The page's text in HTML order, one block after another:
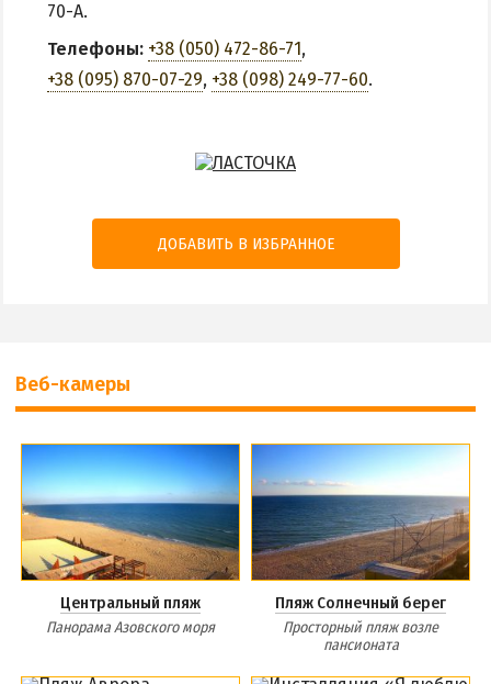
70-А.
Телефоны: +38 (050) 472-86-71,
+38 (095) 870-07-29, +38 (098) 249-77-60.
ДОБАВИТЬ В ИЗБРАННОЕ
Веб-камеры
Центральный пляж
Панорама Азовского моря
Пляж Солнечный берег
Просторный пляж возле
пансионата